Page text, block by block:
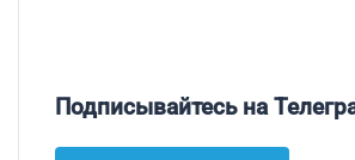
Подписывайтесь на